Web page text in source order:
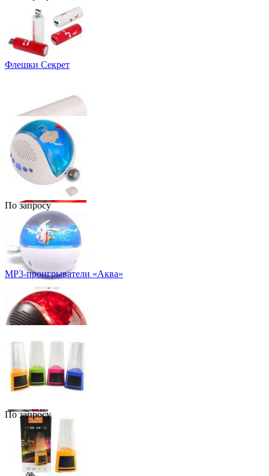
Флешки Секрет
По запросу
MP3-проигрыватели «Аква»
По запросу